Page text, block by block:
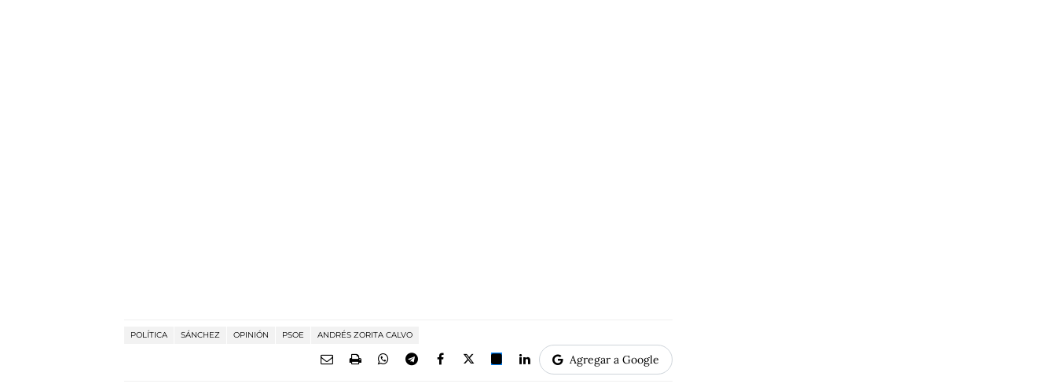
POLÍTICA SÁNCHEZ OPINIÓN PSOE ANDRÉS ZORITA CALVO
Agregar a Google